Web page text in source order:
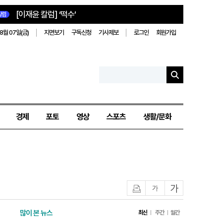
럼 [이재윤 칼럼] ‘떡수’
07일(금) 지면보기 구독신청 기사제보 로그인 회원가입
경제 포토 영상 스포츠 생활/문화
글자작게글자크게
많이 본 뉴스 최신 주간 월간